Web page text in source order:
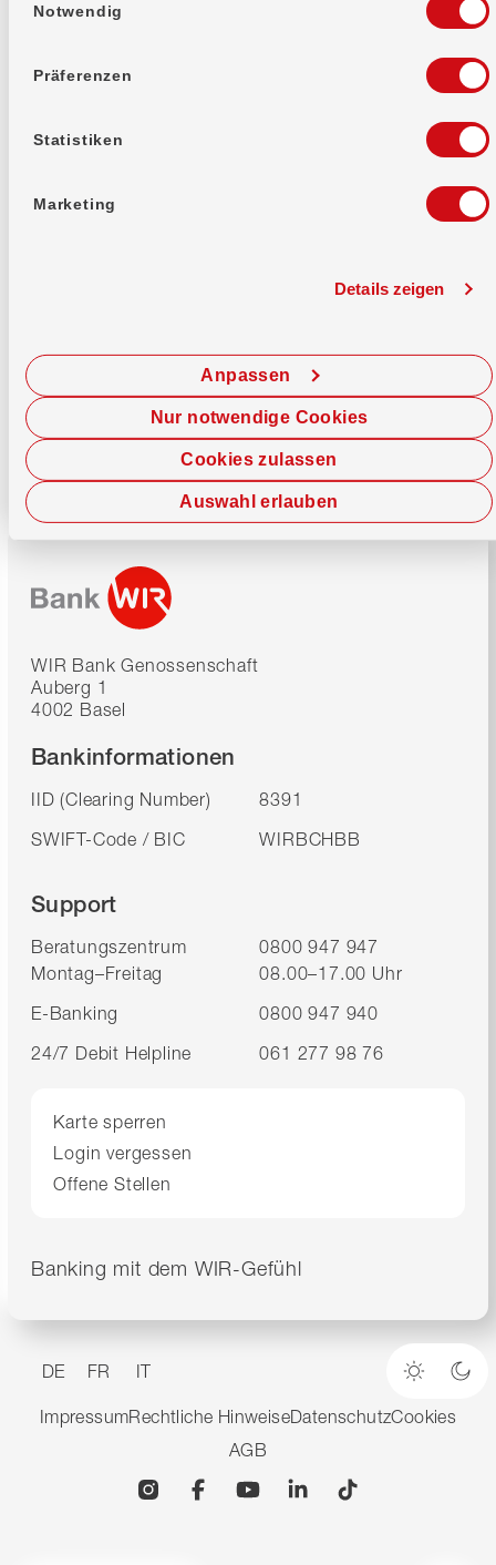
Notwendig
Präferenzen
Statistiken
Marketing
Details zeigen
Cookies zulassen
Anpassen
Auswahl erlauben
Nur notwendige Cookies
Kontaktformular
Jetzt chatten
WIR Bank Genossenschaft
Auberg 1
4002 Basel
Bankinformationen
IID (Clearing Number)
8391
SWIFT-Code / BIC
WIRBCHBB
Support
Beratungszentrum
0800 947 947
Montag–Freitag
08.00–17.00 Uhr
E-Banking
0800 947 940
24/7 Debit Helpline
061 277 98 76
Karte sperren
Login vergessen
Offene Stellen
Banking mit dem WIR-Gefühl
DE FR IT
Heller
ImpressumRechtliche HinweiseDatenschutzCookies
AGB
InstagramFacebookYouTubeLinkedin